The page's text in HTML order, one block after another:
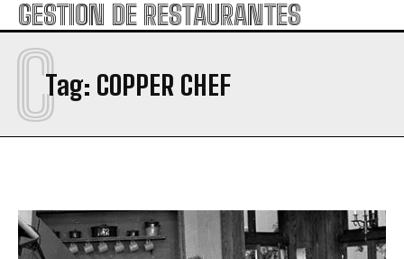
GESTION DE RESTAURANTES
Tag: COPPER CHEF
C